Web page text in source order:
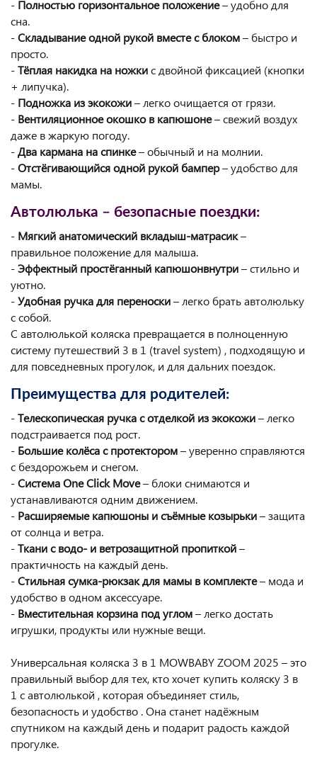
- Полностью горизонтальное положение– удобно для
сна.
-Складывание одной рукой вместе с блоком– быстро и
просто.
-Тёплая накидка на ножкис двойной фиксацией (кнопки
+ липучка).
- Подножка из экокожи– легко очищается от грязи.
- Вентиляционное окошко в капюшоне– свежий воздух
даже в жаркую погоду.
-Два кармана на спинке– обычный и на молнии.
-Отстёгивающийся одной рукой бампер– удобство для
мамы.
Автолюлька – безопасные поездки:
- Мягкий анатомический вкладыш-матрасик–
правильное положение для малыша.
-Эффектный простёганный капюшонвнутри– стильно и
уютно.
-Удобная ручка для переноски– легко брать автолюльку
с собой.
С автолюлькой коляска превращается в полноценную
систему путешествий 3 в 1 (travel system) , подходящую и
для повседневных прогулок, и для дальних поездок.
Преимущества для родителей:
-Телескопическая ручка с отделкой из экокожи– легко
подстраивается под рост.
- Большие колёса с протектором– уверенно справляются
с бездорожьем и снегом.
-Система One Click Move– блоки снимаются и
устанавливаются одним движением.
- Расширяемые капюшоны и съёмные козырьки– защита
от солнца и ветра.
-Ткани с водо- и ветрозащитной пропиткой–
практичность на каждый день.
-Стильная сумка-рюкзак для мамы в комплекте– мода и
удобство в одном аксессуаре.
- Вместительная корзина под углом– легко достать
игрушки, продукты или нужные вещи.
Универсальная коляска 3 в 1 MOWBABY ZOOM 2025 – это
правильный выбор для тех, кто хочет купить коляску 3 в
1 с автолюлькой , которая объединяет стиль,
безопасность и удобство . Она станет надёжным
спутником на каждый день и подарит радость каждой
прогулке.